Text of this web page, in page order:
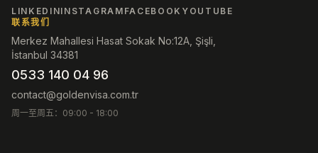
LINKEDININSTAGRAM FACEBOOK YOUTUBE
联系我们
Merkez Mahallesi Hasat Sokak No:12A, Şişli,
İstanbul 34381
0533 140 04 96
contact@goldenvisa.com.tr
周一至周五：09:00 - 18:00